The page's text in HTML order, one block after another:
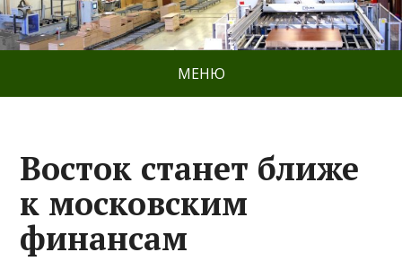
МЕНЮ
Восток станет ближе
к московским
финансам